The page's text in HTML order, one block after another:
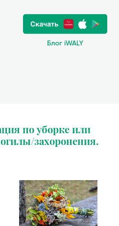
Блог iWALY
по уборке или
захоронения.